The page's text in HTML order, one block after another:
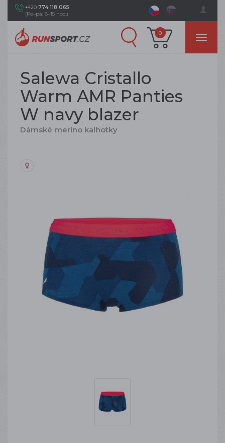
+420 774 118 065
(Po–pá: 8–15 hod.)
0
Salewa Cristallo
Warm AMR Panties
W navy blazer
Dámské merino kalhotky